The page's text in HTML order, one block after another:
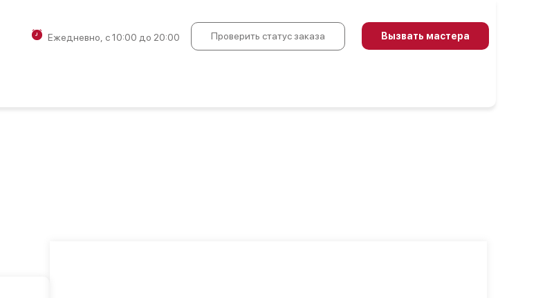
Ежедневно, с 10:00 до 20:00 Проверить статус заказа Вызвать мастера